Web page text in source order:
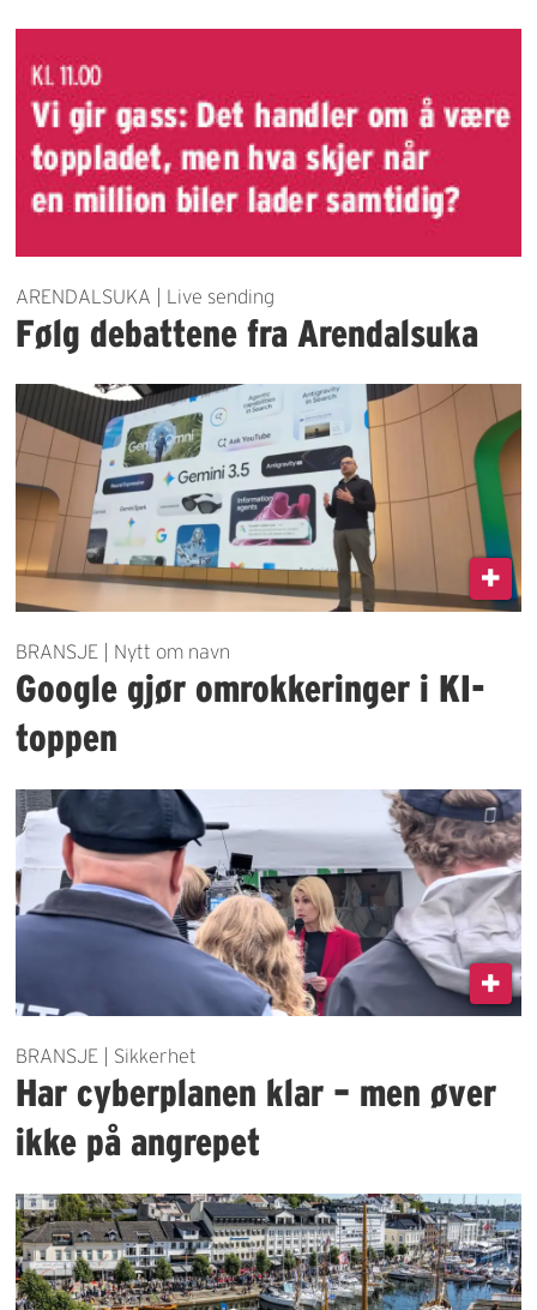
ARENDALSUKA | Live sending
Følg debattene fra Arendalsuka
BRANSJE | Nytt om navn
Google gjør omrokkeringer i KI-
toppen
BRANSJE | Sikkerhet
Har cyberplanen klar – men øver
ikke på angrepet